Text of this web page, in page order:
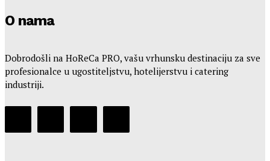
O nama
Dobrodošli na HoReCa PRO, vašu vrhunsku destinaciju za sve
profesionalce u ugostiteljstvu, hotelijerstvu i catering
industriji.